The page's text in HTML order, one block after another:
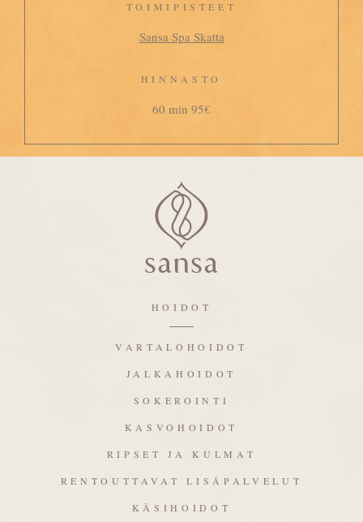
TOIMIPISTEET
Sansa Spa Skatta
HINNASTO
60 min 95€
HOIDOT
VARTALOHOIDOT
JALKAHOIDOT
SOKEROINTI
KASVOHOIDOT
RIPSET JA KULMAT
RENTOUTTAVAT LISÄPALVELUT
KÄSIHOIDOT